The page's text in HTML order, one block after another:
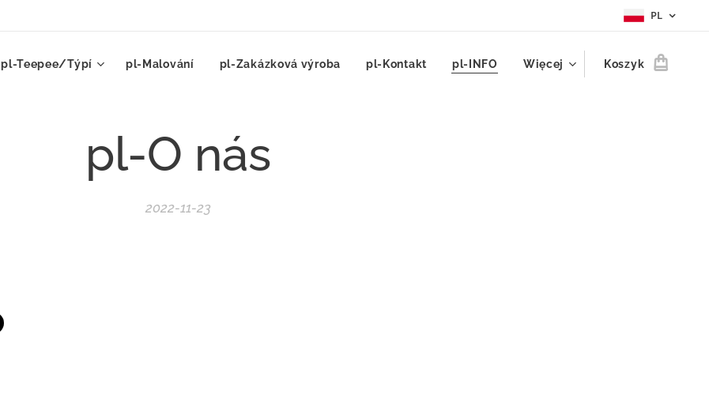
PL
pl-Teepee/Týpí pl-Malování pl-Zakázková výroba pl-Kontakt pl-INFO Więcej Koszyk
pl-O nás
2022-11-23